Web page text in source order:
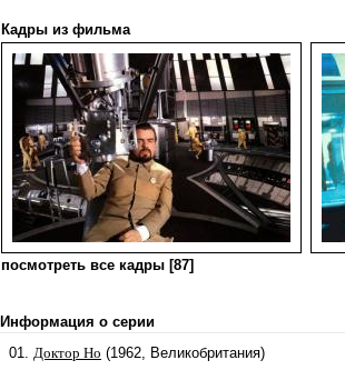
Кадры из фильма
посмотреть все кадры [87]
Информация о серии
01. Доктор Но (1962, Великобритания)